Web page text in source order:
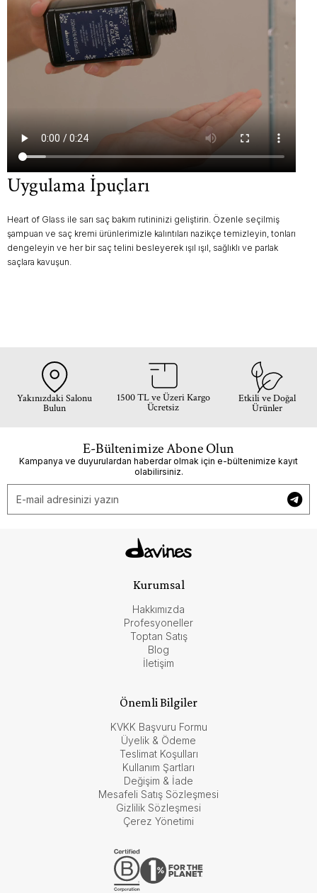
Uygulama İpuçları
Heart of Glass ile sarı saç bakım rutininizi geliştirin. Özenle seçilmiş
şampuan ve saç kremi ürünlerimizle kalıntıları nazikçe temizleyin, tonları
dengeleyin ve her bir saç telini besleyerek ışıl ışıl, sağlıklı ve parlak
saçlara kavuşun.
Yakınızdaki Salonu
Bulun
1500 TL ve Üzeri Kargo
Ücretsiz
Etkili ve Doğal
Ürünler
E-Bültenimize Abone Olun
Kampanya ve duyurulardan haberdar olmak için e-bültenimize kayıt
olabilirsiniz.
Kurumsal
Hakkımızda
Profesyoneller
Toptan Satış
Blog
İletişim
Önemli Bilgiler
KVKK Başvuru Formu
Üyelik & Ödeme
Teslimat Koşulları
Kullanım Şartları
Değişim & İade
Mesafeli Satış Sözleşmesi
Gizlilik Sözleşmesi
Çerez Yönetimi